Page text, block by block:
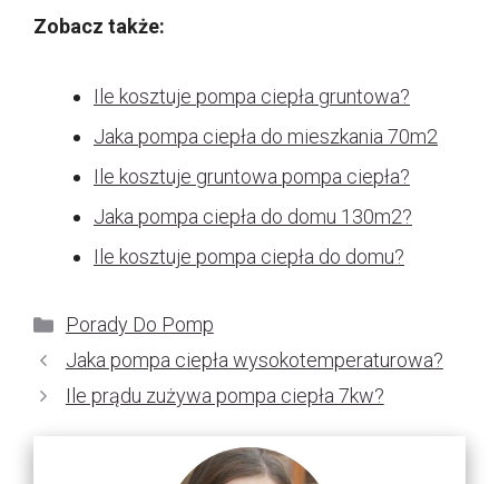
Zobacz także:
Ile kosztuje pompa ciepła gruntowa?
Jaka pompa ciepła do mieszkania 70m2
Ile kosztuje gruntowa pompa ciepła?
Jaka pompa ciepła do domu 130m2?
Ile kosztuje pompa ciepła do domu?
Kategorie
Porady Do Pomp
Jaka pompa ciepła wysokotemperaturowa?
Ile prądu zużywa pompa ciepła 7kw?